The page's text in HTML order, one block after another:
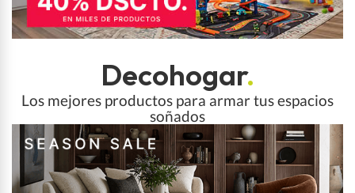
Decohogar.
Los mejores productos para armar tus espacios
soñados